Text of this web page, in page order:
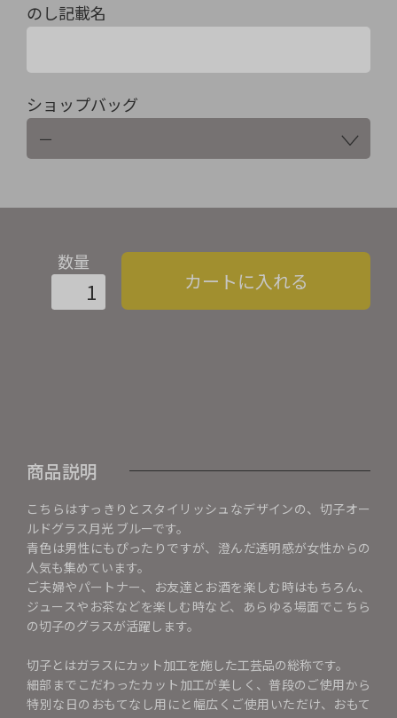
のし記載名
ショップバッグ
数量
カートに入れる
商品説明
こちらはすっきりとスタイリッシュなデザインの、切子オー
ルドグラス月光 ブルーです。
青色は男性にもぴったりですが、澄んだ透明感が女性からの
人気も集めています。
ご夫婦やパートナー、お友達とお酒を楽しむ時はもちろん、
ジュースやお茶などを楽しむ時など、あらゆる場面でこちら
の切子のグラスが活躍します。
切子とはガラスにカット加工を施した工芸品の総称です。
細部までこだわったカット加工が美しく、普段のご使用から
特別な日のおもてなし用にと幅広くご使用いただけ、おもて